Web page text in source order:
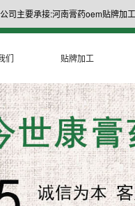
司主要承接:河南膏药oem贴牌加
们 贴牌加工